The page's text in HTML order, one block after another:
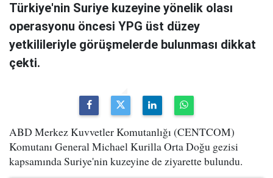
Türkiye'nin Suriye kuzeyine yönelik olası
operasyonu öncesi YPG üst düzey
yetkilileriyle görüşmelerde bulunması dikkat
çekti.
ABD Merkez Kuvvetler Komutanlığı (CENTCOM)
Komutanı General Michael Kurilla Orta Doğu gezisi
kapsamında Suriye'nin kuzeyine de ziyarette bulundu.